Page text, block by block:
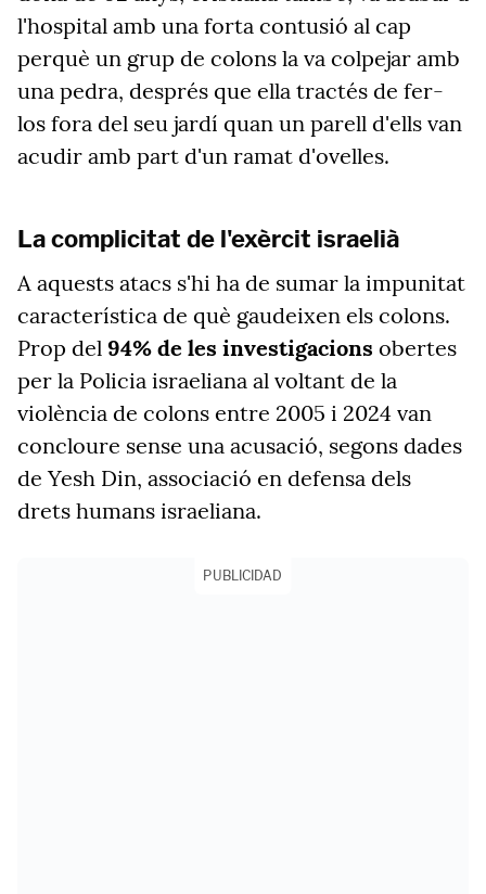
l'hospital amb una forta contusió al cap
perquè un grup de colons la va colpejar amb
una pedra, després que ella tractés de fer-
los fora del seu jardí quan un parell d'ells van
acudir amb part d'un ramat d'ovelles.
La complicitat de l'exèrcit israelià
A aquests atacs s'hi ha de sumar la impunitat
característica de què gaudeixen els colons.
Prop del 94% de les investigacions obertes
per la Policia israeliana al voltant de la
violència de colons entre 2005 i 2024 van
concloure sense una acusació, segons dades
deYesh Din, associació en defensa dels
drets humans israeliana.
PUBLICIDAD